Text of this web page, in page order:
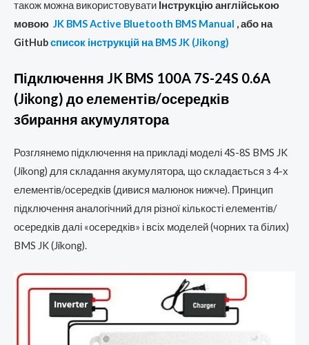
також можна використовувати Інструкцію англійською
мовою JK BMS Active Bluetooth BMS Manual , або на
GitHubсписок інструкцій на BMS JK (Jikong)
Підключення JK BMS 100A 7S-24S 0.6A
(Jikong) до елементів/осередків
збирання акумулятора
Розглянемо підключення на прикладі моделі 4S-8S BMS JK
(Jikong) для складання акумулятора, що складається з 4-х
елементів/осередків (дивися малюнок нижче). Принцип
підключення аналогічний для різної кількості елементів/
осередків далі «осередків» і всіх моделей (чорних та білих)
BMS JK (Jikong).